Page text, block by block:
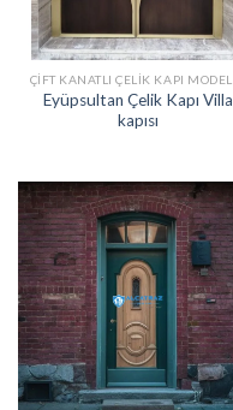
Eyüpsultan Çelik Kapı Villa
kapısı